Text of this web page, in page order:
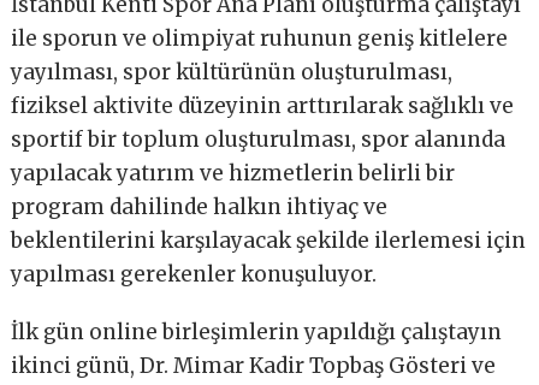
ile sporun ve olimpiyat ruhunun geniş kitlelere
yayılması, spor kültürünün oluşturulması,
fiziksel aktivite düzeyinin arttırılarak sağlıklı ve
sportif bir toplum oluşturulması, spor alanında
yapılacak yatırım ve hizmetlerin belirli bir
program dahilinde halkın ihtiyaç ve
beklentilerini karşılayacak şekilde ilerlemesi için
yapılması gerekenler konuşuluyor.
İlk gün online birleşimlerin yapıldığı çalıştayın
ikinci günü, Dr. Mimar Kadir Topbaş Gösteri ve